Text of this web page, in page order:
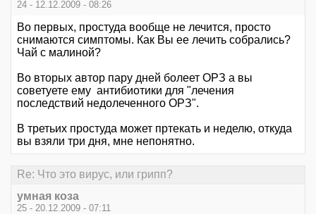
24 - 12.12.2009 - 08:26
Во первых, простуда вообще не лечится, просто
снимаются симптомы. Как Вы ее лечить собрались?
Чай с малиной?
Во вторых автор пару дней болеет ОРЗ а вы
советуете ему антибиотики для "лечения
последствий недолеченного ОРЗ".
В третьих простуда может пртекать и неделю, откуда
вы взяли три дня, мне непонятно.
Re: Что это вирус, или грипп?
умная коза
25 - 20.12.2009 - 07:11